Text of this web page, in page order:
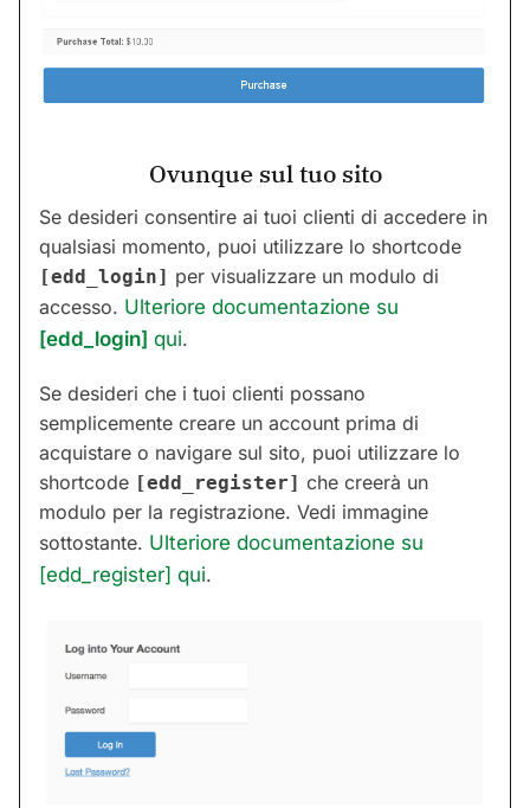
Ovunque sul tuo sito
Se desideri consentire ai tuoi clienti di accedere in
qualsiasi momento, puoi utilizzare lo shortcode
[edd_login] per visualizzare un modulo di
accesso. Ulteriore documentazione su
[edd_login] qui.
Se desideri che i tuoi clienti possano
semplicemente creare un account prima di
acquistare o navigare sul sito, puoi utilizzare lo
shortcode [edd_register] che creerà un
modulo per la registrazione. Vedi immagine
sottostante. Ulteriore documentazione su
[edd_register] qui.